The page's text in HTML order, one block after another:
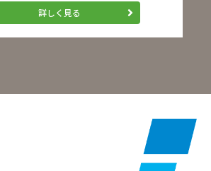
詳しく見る